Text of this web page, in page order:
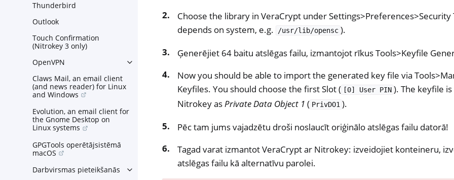
Thunderbird
Outlook
Touch Confirmation
(Nitrokey 3 only)
OpenVPN
Toggle navigation of OpenVPN
Claws Mail, an email client
(and news reader) for Linux
and Windows
Evolution, an email client for
the Gnome Desktop on
Linux systems
GPGTools operētājsistēmā
macOS
Darbvirsmas pieteikšanās
Toggle navigation of Darbvirsmas pieteikšanās
Choose the library in VeraCrypt under Settings>Preferences>Security
depends on system, e.g.
/usr/lib/opensc ).
Ģenerējiet 64 baitu atslēgas failu, izmantojot rīkus Tools>Keyfile
Now you should be able to import the generated key file via
Keyfiles. You should choose the first Slot ( [0] User PIN ). The keyfile
Nitrokey asPrivate Data Object 1 ( PrivDO1 ).
Pēc tam jums vajadzētu droši noslaucīt oriģinālo atslēgas failu datorā!
Tagad varat izmantot VeraCrypt ar Nitrokey: izveidojiet konteineru,
atslēgas failu kā alternatīvu parolei.